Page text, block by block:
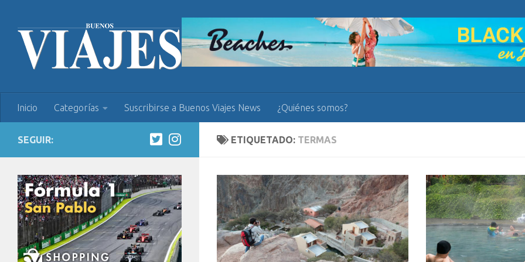
Inicio Categorías Suscribirse a Buenos Viajes News ¿Quiénes somos?
ETIQUETADO: TERMAS
SEGUIR: